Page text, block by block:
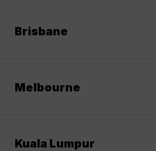
Brisbane
Melbourne
Kuala Lumpur